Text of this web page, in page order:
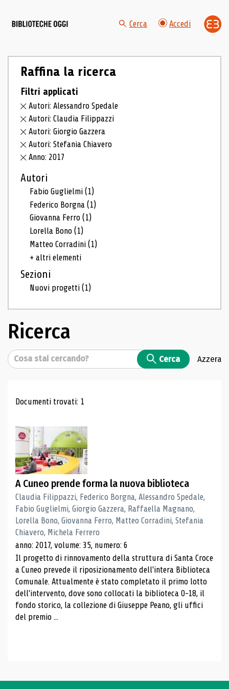
Cerca Accedi
Raffina la ricerca
Filtri applicati
Autori: Alessandro Spedale
Autori: Claudia Filippazzi
Autori: Giorgio Gazzera
Autori: Stefania Chiavero
Anno: 2017
Autori
Fabio Guglielmi(1)
Federico Borgna(1)
Giovanna Ferro(1)
Lorella Bono(1)
Matteo Corradini(1)
+ altri elementi
Sezioni
Nuovi progetti(1)
Ricerca
Cerca Cerca Azzera
Risultati di ricerca
Documenti trovati: 1
A Cuneo prende forma la nuova biblioteca
Claudia Filippazzi, Federico Borgna, Alessandro Spedale,
Fabio Guglielmi, Giorgio Gazzera, Raffaella Magnano,
Lorella Bono, Giovanna Ferro, Matteo Corradini, Stefania
Chiavero, Michela Ferrero
anno: 2017, volume: 35, numero: 6
Il progetto di rinnovamento della struttura di Santa Croce
a Cuneo prevede il riposizionamento dell'intera Biblioteca
Comunale. Attualmente è stato completato il primo lotto
dell'intervento, dove sono collocati la biblioteca 0-18, il
fondo storico, la collezione di Giuseppe Peano, gli uffici
del premio ...